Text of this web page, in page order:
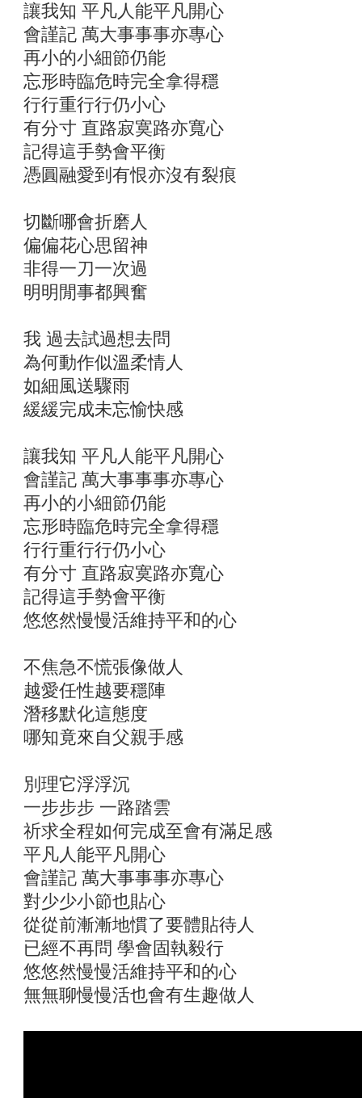
讓我知 平凡人能平凡開心
會謹記 萬大事事事亦專心
再小的小細節仍能
忘形時臨危時完全拿得穩
行行重行行仍小心
有分寸 直路寂寞路亦寬心
記得這手勢會平衡
憑圓融愛到有恨亦沒有裂痕
切斷哪會折磨人
偏偏花心思留神
非得一刀一次過
明明閒事都興奮
我 過去試過想去問
為何動作似溫柔情人
如細風送驟雨
緩緩完成未忘愉快感
讓我知 平凡人能平凡開心
會謹記 萬大事事事亦專心
再小的小細節仍能
忘形時臨危時完全拿得穩
行行重行行仍小心
有分寸 直路寂寞路亦寬心
記得這手勢會平衡
悠悠然慢慢活維持平和的心
不焦急不慌張像做人
越愛任性越要穩陣
潛移默化這態度
哪知竟來自父親手感
別理它浮浮沉
一步步步 一路踏雲
祈求全程如何完成至會有滿足感
平凡人能平凡開心
會謹記 萬大事事事亦專心
對少少小節也貼心
從從前漸漸地慣了要體貼待人
已經不再問 學會固執毅行
悠悠然慢慢活維持平和的心
無無聊慢慢活也會有生趣做人